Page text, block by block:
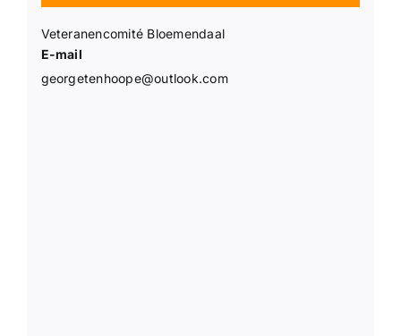
Veteranencomité Bloemendaal
E-mail
georgetenhoope@outlook.com